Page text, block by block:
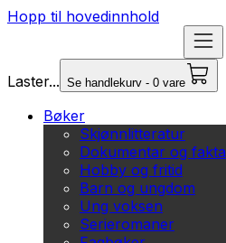
Hopp til hovedinnhold
Laster... Se handlekurv - 0 vare
Bøker
Skjønnlitteratur
Dokumentar og fakta
Hobby og fritid
Barn og ungdom
Ung voksen
Serieromaner